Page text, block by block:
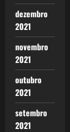
dezembro
2021
novembro
2021
outubro
2021
setembro
2021